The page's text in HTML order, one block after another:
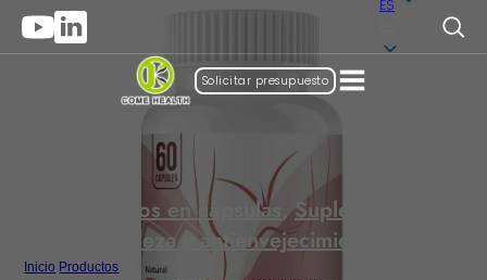
ES
Solicitar presupuesto
Suplementos en cápsulas , Suplementos de
belleza y antienvejecimiento
Inicio Productos